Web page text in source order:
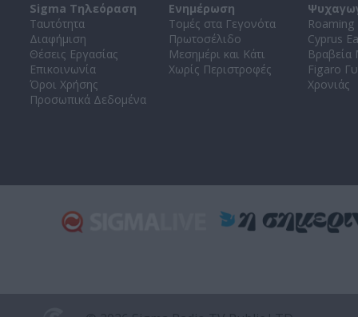
Sigma Τηλεόραση
Ταυτότητα
Διαφήμιση
Θέσεις Εργασίας
Επικοινωνία
Όροι Χρήσης
Προσωπικά Δεδομένα
Ενημέρωση
Τομές στα Γεγονότα
Πρωτοσέλιδο
Μεσημέρι και Κάτι
Χωρίς Περιστροφές
Roaming
Cyprus
Βραβεία
Figaro
Χρονιάς